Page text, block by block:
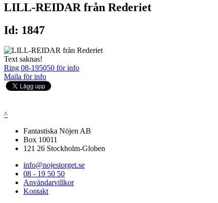
LILL-REIDAR från Rederiet
Id: 1847
Text saknas!
Ring 08-195050 för info
Maila för info
^
Fantastiska Nöjen AB
Box 10011
121 26 Stockholm-Globen
info@nojestorget.se
08 - 19 50 50
Användarvillkor
Kontakt